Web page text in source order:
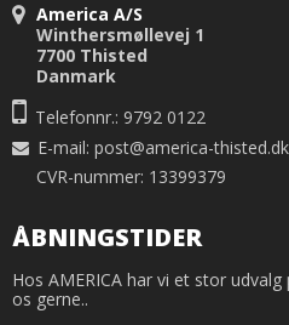
America A/S
Winthersmøllevej 1
7700 Thisted
Danmark
Telefonnr.: 9792 0122
E-mail: post@america-thisted.dk
CVR-nummer: 13399379
ÅBNINGSTIDER
Hos AMERICA har vi et stor
os gerne..